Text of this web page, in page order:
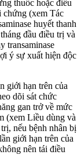
thuốc hoặc điều
chứng (xem Tác
huyết thanh
đầu điều trị và
transaminase
ý sự xuất hiện độc
giới hạn trên của
dõi sát chức
gan trở về mức
(xem Liều dùng và
nếu bệnh nhân bị
giới hạn trên của
nên tái điều